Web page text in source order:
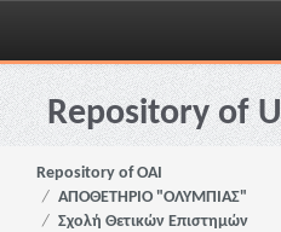
Skip
navigationRepository of
Repository of OAI
ΑΠΟΘΕΤΗΡΙΟ "ΟΛΥΜΠΙΑΣ"
Σχολή Θετικών Επιστημών